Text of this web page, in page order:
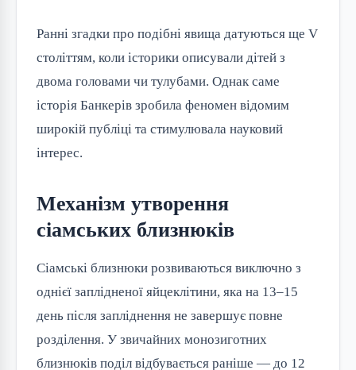
Ранні згадки про подібні явища датуються ще V
століттям, коли історики описували дітей з
двома головами чи тулубами. Однак саме
історія Банкерів зробила феномен відомим
широкій публіці та стимулювала науковий
інтерес.
Механізм утворення
сіамських близнюків
Сіамські близнюки розвиваються виключно з
однієї заплідненої яйцеклітини, яка на 13–15
день після запліднення не завершує повне
розділення. У звичайних монозиготних
близнюків поділ відбувається раніше — до 12